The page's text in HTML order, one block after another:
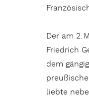
Der am 2.
Friedrich
dem
liebte